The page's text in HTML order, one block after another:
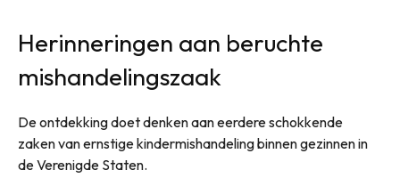
Herinneringen aan beruchte
mishandelingszaak
De ontdekking doet denken aan eerdere schokkende
zaken van ernstige kindermishandeling binnen gezinnen in
de Verenigde Staten.